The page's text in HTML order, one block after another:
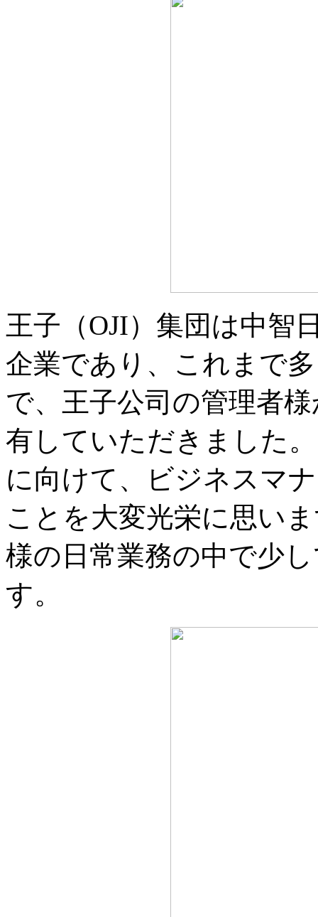
王子（OJI）集団は中智
企業であり、これまで
で、王子公司の管理者
有していただきました
に向けて、ビジネスマ
ことを大変光栄に思い
様の日常業務の中で少
す。